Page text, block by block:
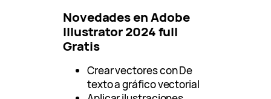
Novedades en Adobe
Illustrator 2024 full
Gratis
Crear vectores con De
texto a gráfico vectorial